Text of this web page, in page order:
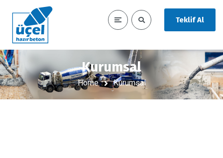
Teklif Al
Kurumsal
Home Kurumsal